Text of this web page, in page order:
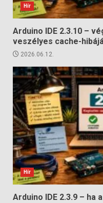
Hír
Arduino IDE 2.3.10 –
veszélyes cache-
2026.06.12.
Hír
Arduino IDE 2.3.9 –